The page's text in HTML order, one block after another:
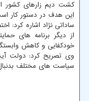
این هدف در دستور کار
از دیگر برنامه های
خودکفایی و کاهش
وی تصریح کرد: دولت
سیاست های مختلف